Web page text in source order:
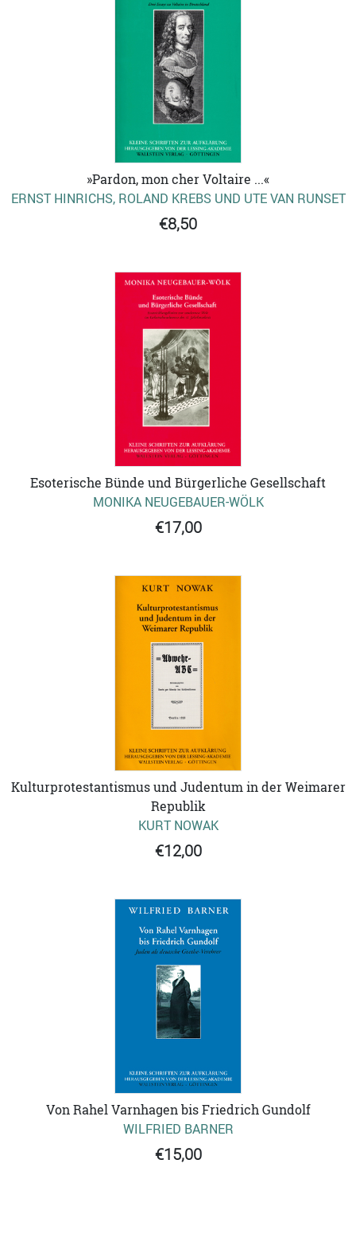
»Pardon, mon cher Voltaire ...«
ERNST HINRICHS, ROLAND KREBS UND UTE VAN RUNSET
€8,50
Esoterische Bünde und Bürgerliche Gesellschaft
MONIKA NEUGEBAUER-WÖLK
€17,00
Kulturprotestantismus und Judentum in der Weimarer
Republik
KURT NOWAK
€12,00
Von Rahel Varnhagen bis Friedrich Gundolf
WILFRIED BARNER
€15,00